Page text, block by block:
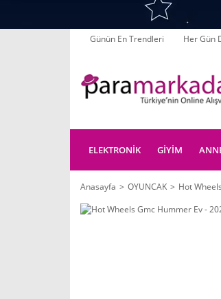
Günün En Trendleri Her Gün
ELEKTRONİK GİYİM
Anasayfa OYUNCAK Hot